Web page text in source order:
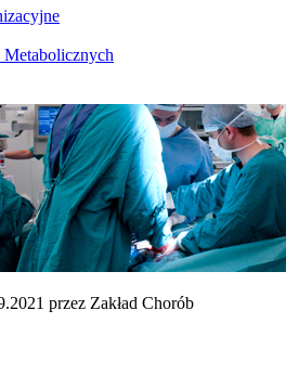
Metabolicznych
przez Zakład Chorób